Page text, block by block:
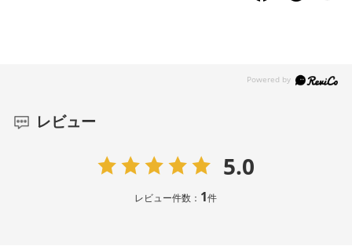
レビュー
5.0
レビュー件数： 1件